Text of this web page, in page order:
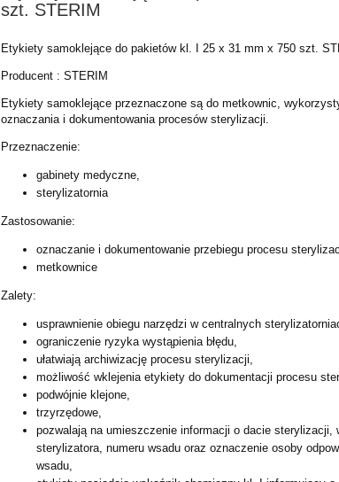
szt. STERIM
Etykiety samoklejące do pakietów kl. I 25 x 31 mm x 750 szt.
Producent : STERIM
Etykiety samoklejące przeznaczone są do metkownic,
oznaczania i dokumentowania procesów sterylizacji.
Przeznaczenie:
gabinety medyczne,
sterylizatornia
Zastosowanie:
oznaczanie i dokumentowanie przebiegu procesu
metkownice
Zalety:
usprawnienie obiegu narzędzi w centralnych
ograniczenie ryzyka wystąpienia błędu,
ułatwiają archiwizację procesu sterylizacji,
możliwość wklejenia etykiety do dokumentacji procesu
podwójnie klejone,
trzyrzędowe,
pozwalają na umieszczenie informacji o dacie sterylizacji,
sterylizatora, numeru wsadu oraz oznaczenie osoby
wsadu,